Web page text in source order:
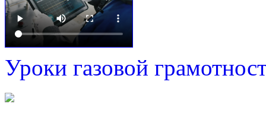
Уроки газовой